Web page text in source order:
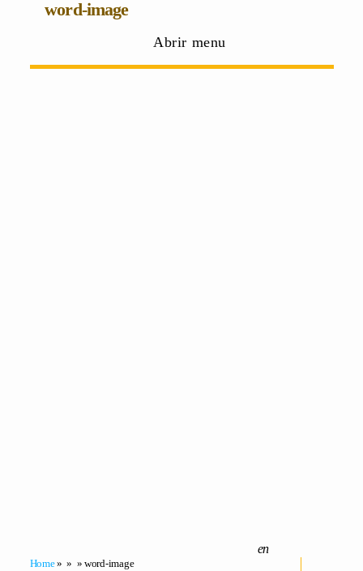
word-image
Abrir menu
Home» » » word-image